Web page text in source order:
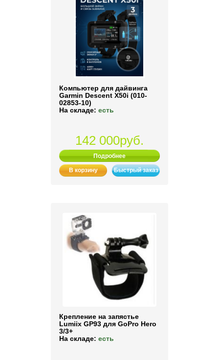
Компьютер для дайвинга
Garmin Descent X50i (010-
02853-10)
На складе: есть
142 000руб.
Подробнее
В корзину Быстрый заказ
Крепление на запястье
Lumiix GP93 для GoPro Hero
3/3+
На складе: есть